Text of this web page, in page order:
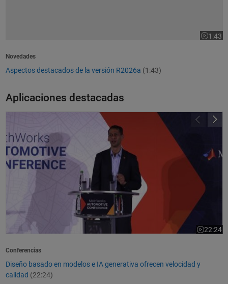
1:43
Novedades
Aspectos destacados de la versión R2026a (1:43)
Aplicaciones destacadas
Diseño basado en modelos e IA generativa ofrecen velocidad y calidad
22:24
Duración
Conferencias
Diseño basado en modelos e IA generativa ofrecen velocidad y
calidad (22:24)